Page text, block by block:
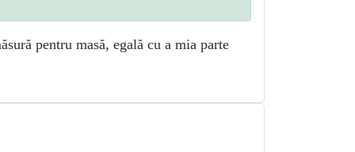
pentru masă, egală cu a mia parte